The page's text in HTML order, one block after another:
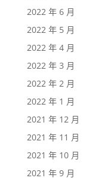
2022 年 6 月
2022 年 5 月
2022 年 4 月
2022 年 3 月
2022 年 2 月
2022 年 1 月
2021 年 12 月
2021 年 11 月
2021 年 10 月
2021 年 9 月